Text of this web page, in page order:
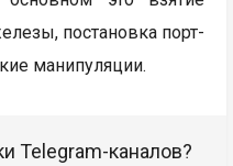
постановка порт-
манипуляции.
Telegram-каналов?